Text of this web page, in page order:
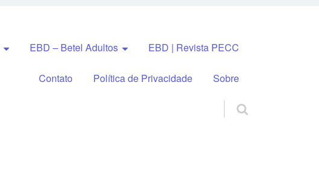
EBD – Betel Adultos EBD | Revista PECC
Contato Política de Privacidade Sobre